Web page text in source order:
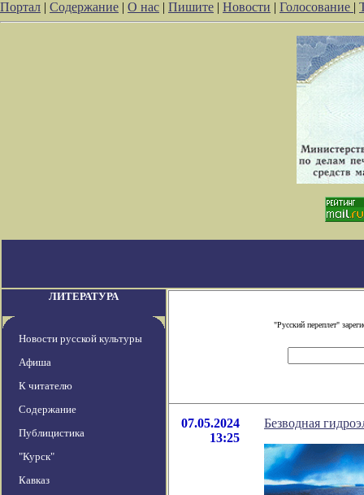
Портал | Содержание | О нас | Пишите | Новости | Голосование |
ЛИТЕРАТУРА
Новости русской культуры
Афиша
К читателю
Содержание
Публицистика
"Курск"
Кавказ
"Русский переплет"
07.05.2024
13:25
Безводная